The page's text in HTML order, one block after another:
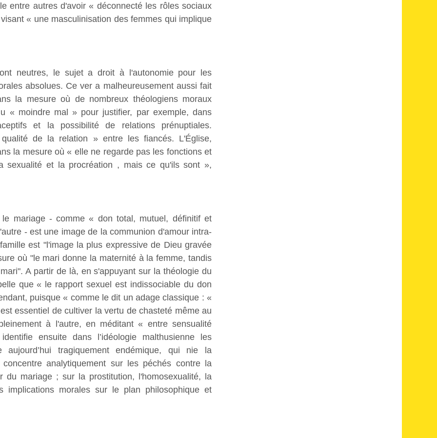
entre autres d'avoir « déconnecté les rôles sociaux
« une masculinisation des femmes qui implique
neutres, le sujet a droit à l'autonomie pour les
absolues. Ce ver a malheureusement aussi fait
la mesure où de nombreux théologiens moraux
« moindre mal » pour justifier, par exemple, dans
et la possibilité de relations prénuptiales.
de la relation » entre les fiancés. L'Église,
la mesure où « elle ne regarde pas les fonctions et
sexualité et la procréation , mais ce qu'ils sont »,
mariage - comme « don total, mutuel, définitif et
- est une image de la communion d'amour intra-
est "l'image la plus expressive de Dieu gravée
où "le mari donne la maternité à la femme, tandis
A partir de là, en s'appuyant sur la théologie du
que « le rapport sexuel est indissociable du don
puisque « comme le dit un adage classique : «
essentiel de cultiver la vertu de chasteté même au
à l'autre, en méditant « entre sensualité
ensuite dans l’idéologie malthusienne les
aujourd’hui tragiquement endémique, qui nie la
analytiquement sur les péchés contre la
du mariage ; sur la prostitution, l'homosexualité, la
implications morales sur le plan philosophique et